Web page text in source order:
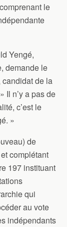
le
Yengé,
demande le
candidat de la
Il n’y a pas de
c’est le
»
de
complétant
197 instituant
qui
au vote
indépendants